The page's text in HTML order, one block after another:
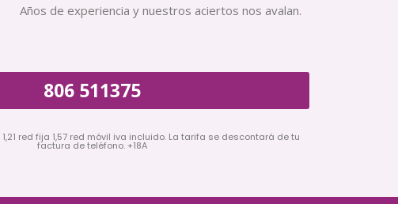
Años de experiencia y nuestros aciertos nos avalan.
806 511375
red fija 1,57 red móvil iva incluido. La tarifa se descontará de tu
factura de teléfono. +18A